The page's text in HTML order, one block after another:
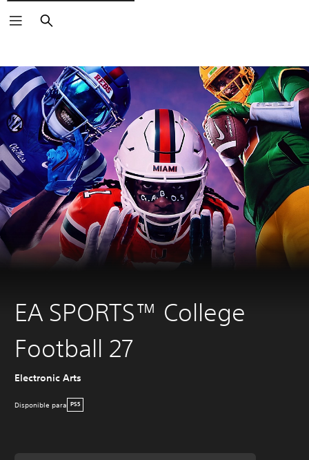
Buscar
EA SPORTS™ College
Football 27
Electronic Arts
Disponible para PS5